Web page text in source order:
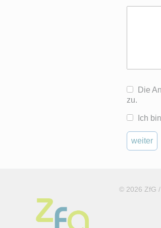
Die
zu.
Ich
weiter
© 2026 ZfG